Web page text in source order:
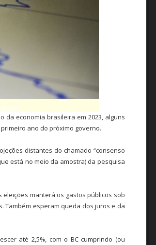
da economia brasileira em 2023, alguns
ano do próximo governo.
distantes do chamado “consenso
está no meio da amostra) da pesquisa
eleições manterá os gastos públicos sob
Também esperam queda dos juros e da
até 2,5%, com o BC cumprindo (ou